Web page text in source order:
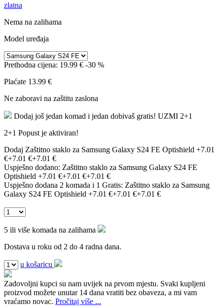
zlatna
Nema na zalihama
Model uređaja
Prethodna cijena: 19.99 € -30 %
Plaćate 13.99 €
Ne zaboravi na zaštitu zaslona
Dodaj još jedan komad i jedan dobivaš gratis! UZMI 2+1
2+1 Popust je aktiviran!
Dodaj Zaštitno staklo za Samsung Galaxy S24 FE Optishield +7.01
€+7.01 €+7.01 €
Uspješno dodano: Zaštitno staklo za Samsung Galaxy S24 FE
Optishield +7.01 €+7.01 €+7.01 €
Uspješno dodana 2 komada i 1 Gratis: Zaštitno staklo za Samsung
Galaxy S24 FE Optishield +7.01 €+7.01 €+7.01 €
5 ili više komada na zalihama
Dostava u roku od 2 do 4 radna dana.
u košaricu
Zadovoljni kupci su nam uvijek na prvom mjestu. Svaki kupljeni
proizvod možete unutar 14 dana vratiti bez obaveza, a mi vam
vraćamo novac. Pročitaj više ...